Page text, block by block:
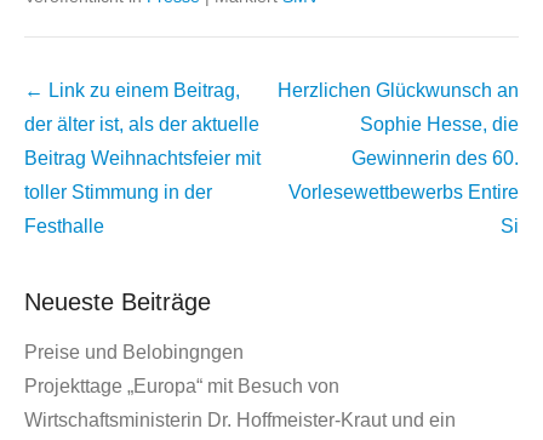
Beitrags
Übersicht
← Link zu einem Beitrag,
der älter ist, als der aktuelle
Beitrag Weihnachtsfeier mit
toller Stimmung in der
Festhalle
Herzlichen Glückwunsch an
Sophie Hesse, die
Gewinnerin des 60.
Vorlesewettbewerbs Entire
Si
Neueste Beiträge
Preise und Belobingngen
Projekttage „Europa“ mit Besuch von
Wirtschaftsministerin Dr. Hoffmeister-Kraut und ein